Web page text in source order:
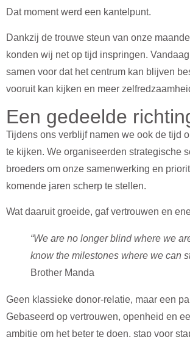
Dat moment werd een kantelpunt.
Dankzij de trouwe steun van onze
konden wij net op tijd inspringen.
samen voor dat het centrum kan blijven
vooruit kan kijken en meer
Een gedeelde
Tijdens ons verblijf namen we ook de tijd
te kijken. We organiseerden strategische
broeders om onze samenwerking en
komende jaren scherp te stellen.
Wat daaruit groeide, gaf vertrouwen en
“We are no longer blind where we
know the milestones where we can
Brother Manda
Geen klassieke donor-relatie, maar een
Gebaseerd op vertrouwen, openheid en
ambitie om het beter te doen, stap voor